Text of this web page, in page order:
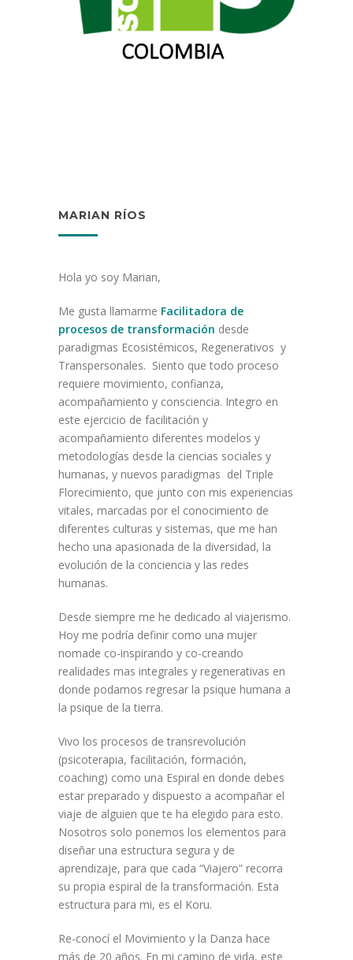
MARIAN RÍOS
Hola yo soy Marian,
Me gusta llamarme Facilitadora de
procesos de transformación desde
paradigmas Ecosistémicos, Regenerativos y
Transpersonales. Siento que todo proceso
requiere movimiento, confianza,
acompañamiento y consciencia. Integro en
este ejercicio de facilitación y
acompañamiento diferentes modelos y
metodologías desde la ciencias sociales y
humanas, y nuevos paradigmas del Triple
Florecimiento, que junto con mis experiencias
vitales, marcadas por el conocimiento de
diferentes culturas y sistemas, que me han
hecho una apasionada de la diversidad, la
evolución de la conciencia y las redes
humanas.
Desde siempre me he dedicado al viajerismo.
Hoy me podría definir como una mujer
nomade co-inspirando y co-creando
realidades mas integrales y regenerativas en
donde podamos regresar la psique humana a
la psique de la tierra.
Vivo los procesos de transrevolución
(psicoterapia, facilitación, formación,
coaching) como una Espiral en donde debes
estar preparado y dispuesto a acompañar el
viaje de alguien que te ha elegido para esto.
Nosotros solo ponemos los elementos para
diseñar una estructura segura y de
aprendizaje, para que cada “Viajero” recorra
su propia espiral de la transformación. Esta
estructura para mi, es el Koru.
Re-conocí el Movimiento y la Danza hace
más de 20 años. En mi camino de vida, este